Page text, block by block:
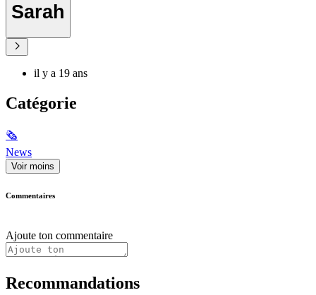
Sarah
il y a 19 ans
Catégorie
🗞
News
Voir moins
Commentaires
Ajoute ton commentaire
Recommandations